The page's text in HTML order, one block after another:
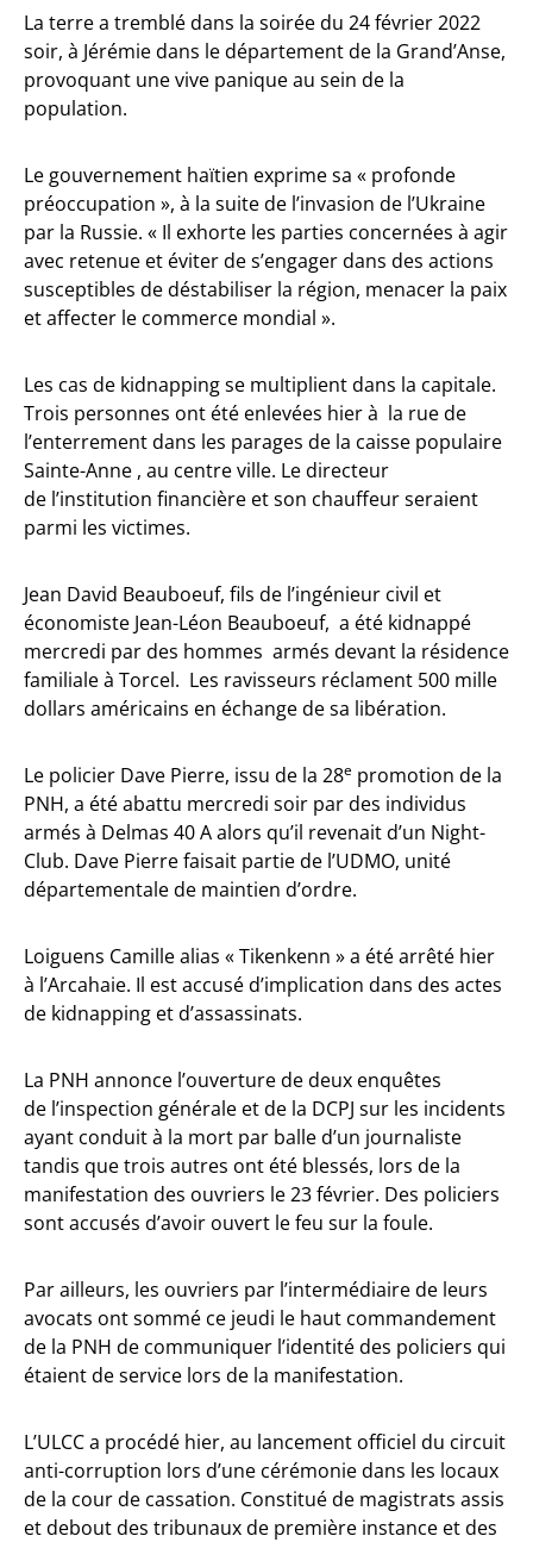
La terre a tremblé dans la soirée du 24 février 2022
soir, à Jérémie dans le département de la Grand’Anse,
provoquant une vive panique au sein de la
population.
Le gouvernement haïtien exprime sa « profonde
préoccupation », à la suite de l’invasion de l’Ukraine
par la Russie. « Il exhorte les parties concernées à agir
avec retenue et éviter de s’engager dans des actions
susceptibles de déstabiliser la région, menacer la paix
et affecter le commerce mondial ».
Les cas de kidnapping se multiplient dans la capitale.
Trois personnes ont été enlevées hier à la rue de
l’enterrement dans les parages de la caisse populaire
Sainte-Anne , au centre ville. Le directeur
de l’institution financière et son chauffeur seraient
parmi les victimes.
Jean David Beauboeuf, fils de l’ingénieur civil et
économiste Jean-Léon Beauboeuf, a été kidnappé
mercredi par des hommes armés devant la résidence
familiale à Torcel. Les ravisseurs réclament 500 mille
dollars américains en échange de sa libération.
Le policier Dave Pierre, issu de la 28e promotion de la
PNH, a été abattu mercredi soir par des individus
armés à Delmas 40 A alors qu’il revenait d’un Night-
Club. Dave Pierre faisait partie de l’UDMO, unité
départementale de maintien d’ordre.
Loiguens Camille alias « Tikenkenn » a été arrêté hier
à l’Arcahaie. Il est accusé d’implication dans des actes
de kidnapping et d’assassinats.
La PNH annonce l’ouverture de deux enquêtes
de l’inspection générale et de la DCPJ sur les incidents
ayant conduit à la mort par balle d’un journaliste
tandis que trois autres ont été blessés, lors de la
manifestation des ouvriers le 23 février. Des policiers
sont accusés d’avoir ouvert le feu sur la foule.
Par ailleurs, les ouvriers par l’intermédiaire de leurs
avocats ont sommé ce jeudi le haut commandement
de la PNH de communiquer l’identité des policiers qui
étaient de service lors de la manifestation.
L’ULCC a procédé hier, au lancement officiel du circuit
anti-corruption lors d’une cérémonie dans les locaux
de la cour de cassation. Constitué de magistrats assis
et debout des tribunaux de première instance et des